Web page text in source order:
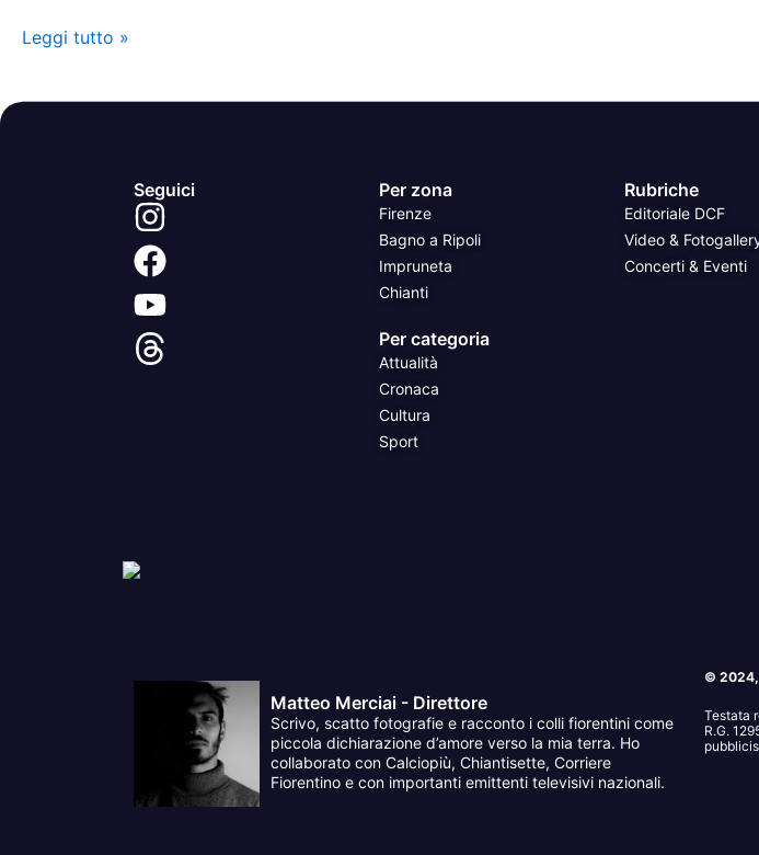
Leggi tutto »
Seguici Per zona
Firenze
Bagno a Ripoli
Impruneta
Chianti
Per categoria
Attualità
Cronaca
Cultura
Sport
Rubriche
Editoriale DCF
Video &
Concerti & Eventi
Matteo Merciai - Direttore
Scrivo, scatto fotografie e racconto i colli fiorentini come
piccola dichiarazione d’amore verso la mia terra. Ho
collaborato con Calciopiù, Chiantisette, Corriere
Fiorentino e con importanti emittenti televisivi nazionali.
© 2024,
Testata
R.G.